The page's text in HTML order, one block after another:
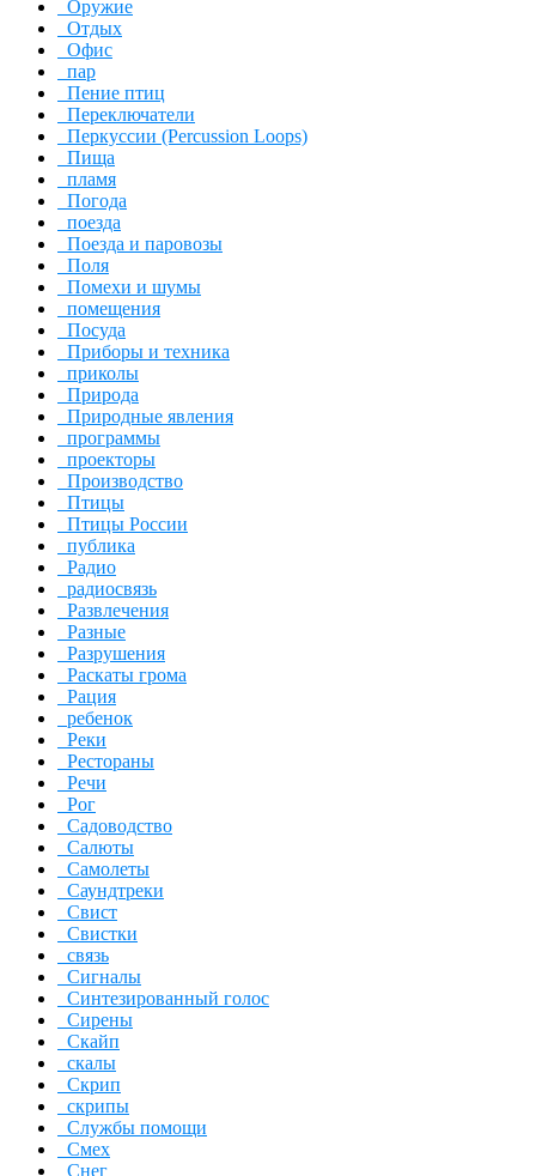
Оружие
Отдых
Офис
пар
Пение птиц
Переключатели
Перкуссии (Percussion Loops)
Пища
пламя
Погода
поезда
Поезда и паровозы
Поля
Помехи и шумы
помещения
Посуда
Приборы и техника
приколы
Природа
Природные явления
программы
проекторы
Производство
Птицы
Птицы России
публика
Радио
радиосвязь
Развлечения
Разные
Разрушения
Раскаты грома
Рация
ребенок
Реки
Рестораны
Речи
Рог
Садоводство
Салюты
Самолеты
Саундтреки
Свист
Свистки
связь
Сигналы
Синтезированный голос
Сирены
Скайп
скалы
Скрип
скрипы
Службы помощи
Смех
Снег